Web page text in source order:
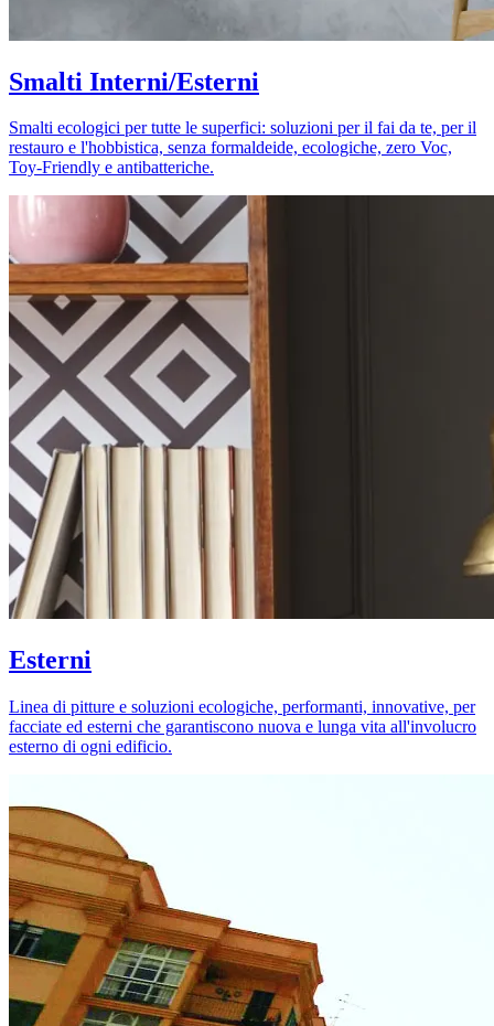
Smalti Interni/Esterni
Smalti ecologici per tutte le superfici: soluzioni per il fai da te, per il
restauro e l'hobbistica, senza formaldeide, ecologiche, zero Voc,
Toy-Friendly e antibatteriche.
Esterni
Linea di pitture e soluzioni ecologiche, performanti, innovative, per
facciate ed esterni che garantiscono nuova e lunga vita all'involucro
esterno di ogni edificio.